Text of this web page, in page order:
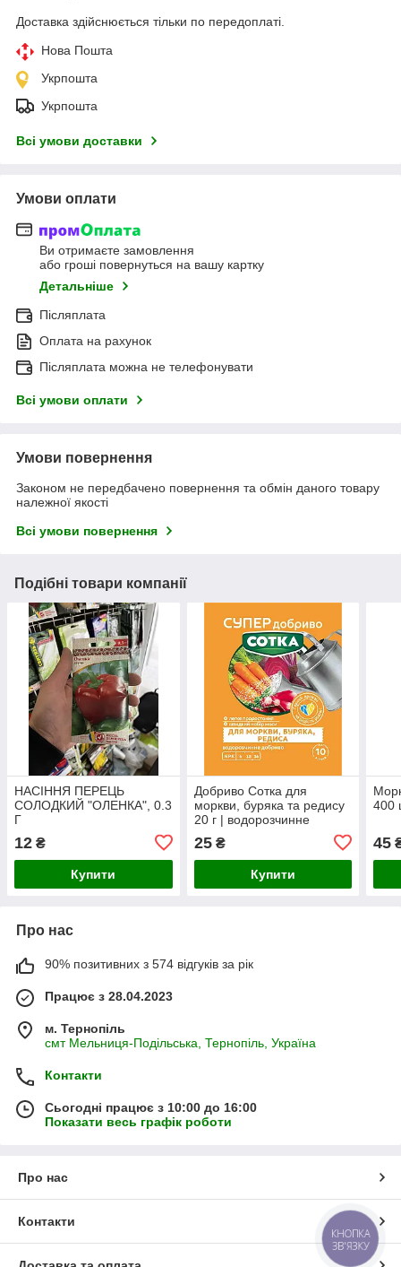
Доставка здійснюється тільки по передоплаті.
Нова Пошта
Укрпошта
Укрпошта
Всі умови доставки
Умови оплати
Ви отримаєте замовлення
або гроші повернуться на вашу картку
Детальніше
Післяплата
Оплата на рахунок
Післяплата можна не телефонувати
Всі умови оплати
Умови повернення
Законом не передбачено повернення та обмін даного товару
належної якості
Всі умови повернення
Подібні товари компанії
НАСІННЯ ПЕРЕЦЬ
СОЛОДКИЙ "ОЛЕНКА", 0.3
Г
12 ₴
Купити
Добриво Сотка для
моркви, буряка та редису
20 г | водорозчинне
мінеральне добриво NPK
6-12-36
25₴
Купити
400
45
Про нас
90% позитивних з 574 відгуків за рік
Працює з 28.04.2023
м. Тернопіль
смт Мельниця-Подільська, Тернопіль, Україна
Контакти
Сьогодні працює з 10:00 до 16:00
Показати весь графік роботи
Про нас
Контакти
КНОПКА
ЗВ'ЯЗКУ